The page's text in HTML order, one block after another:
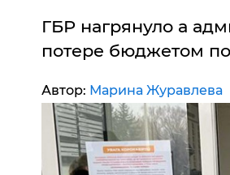
ГБР нагрянуло а
потере бюджетом
Автор: Марина Журавлева